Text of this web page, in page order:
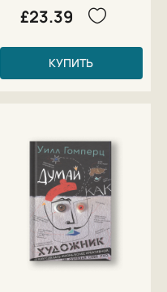
£23.39
КУПИТЬ